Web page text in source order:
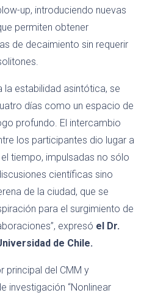
up, introduciendo nuevas
permiten obtener
de decaimiento sin requerir
la estabilidad asintótica, se
días como un espacio de
profundo. El intercambio
los participantes dio lugar a
tiempo, impulsadas no sólo
científicas sino
de la ciudad, que se
para el surgimiento de
expresó el Dr.
de Chile.
principal del CMM y
investigación “Nonlinear